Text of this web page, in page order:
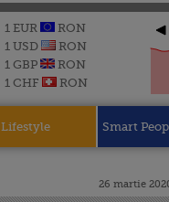
1 EUR
RON
1 USD
RON
1 GBP
RON
1 CHF
RON
Lifestyle Smart
26 martie